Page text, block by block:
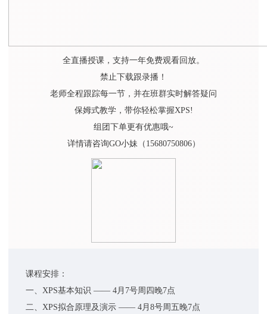
全直播授课，支持一年免费观看回放。
禁止下载跟录播！
老师全程跟踪每一节，并在班群实时解答疑问
保姆式教学，带你轻松掌握XPS!
组团下单更有优惠哦~
详情请咨询GO小妹（15680750806）
课程安排：
一、XPS基本知识 —— 4月7号周四晚7点
二、XPS拟合原理及演示 —— 4月8号周五晚7点